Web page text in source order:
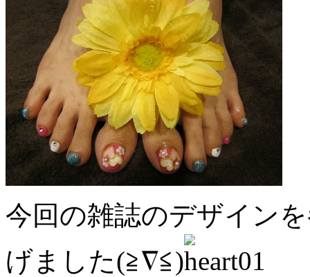
今回の雑誌のデザイン
げました(≧∇≦)